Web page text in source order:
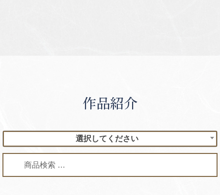
作品紹介
選択してください